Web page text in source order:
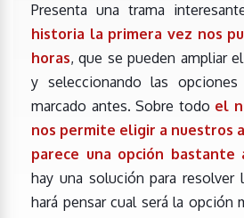
Presenta una trama
historia la primera vez nos
horas, que se pueden ampliar
y seleccionando las
marcado antes. Sobre todo el
nos permite eligir a nuestros
parece una opción bastante
hay una solución para resolver
hará pensar cual será la opción